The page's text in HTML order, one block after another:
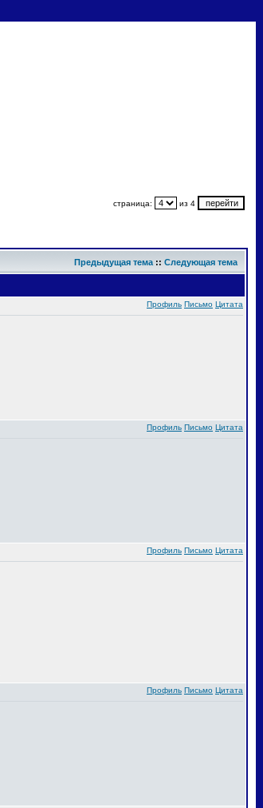
страница: из 4
Предыдущая тема :: Следующая тема
Профиль Письмо Цитата
Профиль Письмо Цитата
Профиль Письмо Цитата
Профиль Письмо Цитата